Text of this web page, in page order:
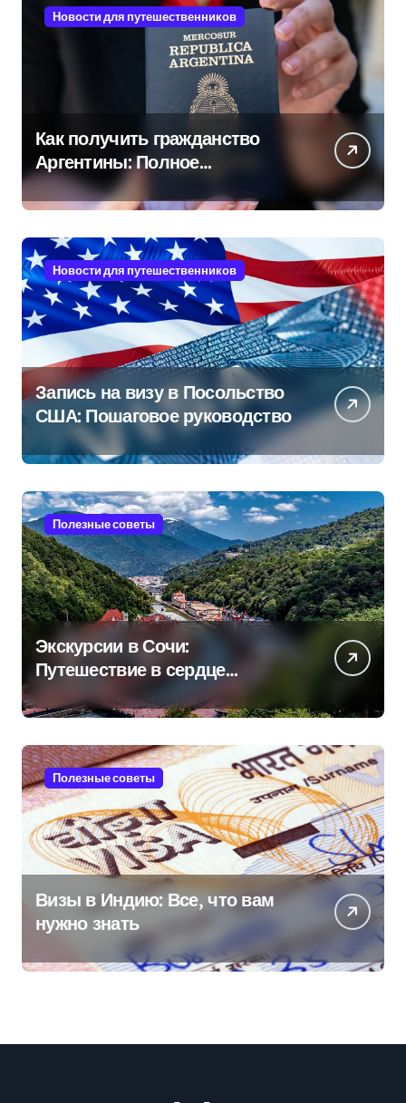
Новости для путешественников
Как получить гражданство
Аргентины: Полное
руководство
Новости для путешественников
Запись на визу в Посольство
США: Пошаговое руководство
Полезные советы
Экскурсии в Сочи:
Путешествие в сердце
Черноморского курорта
Полезные советы
Визы в Индию: Все, что вам
нужно знать